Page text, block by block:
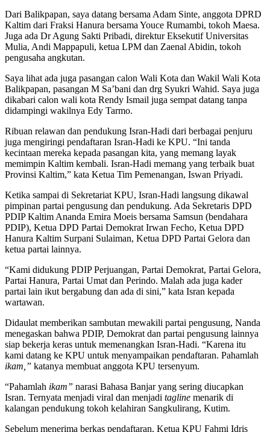
Dari Balikpapan, saya datang bersama Adam Sinte, anggota DPRD
Kaltim dari Fraksi Hanura bersama Youce Rumambi, tokoh Maesa.
Juga ada Dr Agung Sakti Pribadi, direktur Eksekutif Universitas
Mulia, Andi Mappapuli, ketua LPM dan Zaenal Abidin, tokoh
pengusaha angkutan.
Saya lihat ada juga pasangan calon Wali Kota dan Wakil Wali Kota
Balikpapan, pasangan M Sa’bani dan drg Syukri Wahid. Saya juga
dikabari calon wali kota Rendy Ismail juga sempat datang tanpa
didampingi wakilnya Edy Tarmo.
Ribuan relawan dan pendukung Isran-Hadi dari berbagai penjuru
juga mengiringi pendaftaran Isran-Hadi ke KPU. “Ini tanda
kecintaan mereka kepada pasangan kita, yang memang layak
memimpin Kaltim kembali. Isran-Hadi memang yang terbaik buat
Provinsi Kaltim,” kata Ketua Tim Pemenangan, Iswan Priyadi.
Ketika sampai di Sekretariat KPU, Isran-Hadi langsung dikawal
pimpinan partai pengusung dan pendukung. Ada Sekretaris DPD
PDIP Kaltim Ananda Emira Moeis bersama Samsun (bendahara
PDIP), Ketua DPD Partai Demokrat Irwan Fecho, Ketua DPD
Hanura Kaltim Surpani Sulaiman, Ketua DPD Partai Gelora dan
ketua partai lainnya.
“Kami didukung PDIP Perjuangan, Partai Demokrat, Partai Gelora,
Partai Hanura, Partai Umat dan Perindo. Malah ada juga kader
partai lain ikut bergabung dan ada di sini,” kata Isran kepada
wartawan.
Didaulat memberikan sambutan mewakili partai pengusung, Nanda
menegaskan bahwa PDIP, Demokrat dan partai pengusung lainnya
siap bekerja keras untuk memenangkan Isran-Hadi. “Karena itu
kami datang ke KPU untuk menyampaikan pendaftaran. Pahamlah
ikam,” katanya membuat anggota KPU tersenyum.
“Pahamlah ikam” narasi Bahasa Banjar yang sering diucapkan
Isran. Ternyata menjadi viral dan menjadi tagline menarik di
kalangan pendukung tokoh kelahiran Sangkulirang, Kutim.
Sebelum menerima berkas pendaftaran, Ketua KPU Fahmi Idris